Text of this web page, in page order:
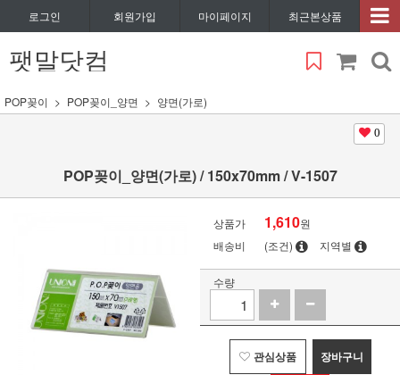
로그인 회원가입 마이페이지 최근본상품
팻말닷컴
POP꽂이 POP꽂이_양면 양면(가로)
0
POP꽂이_양면(가로) / 150x70mm / V-1507
상품가 1,610원
배송비
(조건) 지역별
수량
관심상품 장바구니